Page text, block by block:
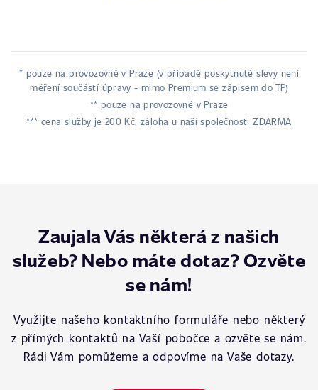
* pouze na provozovně v Praze (v případě poskytnuté slevy není
měření součástí úpravy - mimo Premium se zápisem do TP)
** pouze na provozovně v Praze
*** cena služby je 200 Kč, záloha u naší společnosti ZDARMA
Zaujala Vás některá z našich
služeb? Nebo máte dotaz? Ozvěte
se nám!
Využijte našeho kontaktního formuláře nebo některý
z přímých kontaktů na Vaší pobočce a ozvěte se nám.
Rádi Vám pomůžeme a odpovíme na Vaše dotazy.